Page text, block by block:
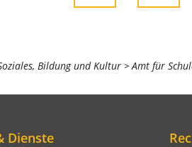
Bildung und Kultur Amt für
Dienste